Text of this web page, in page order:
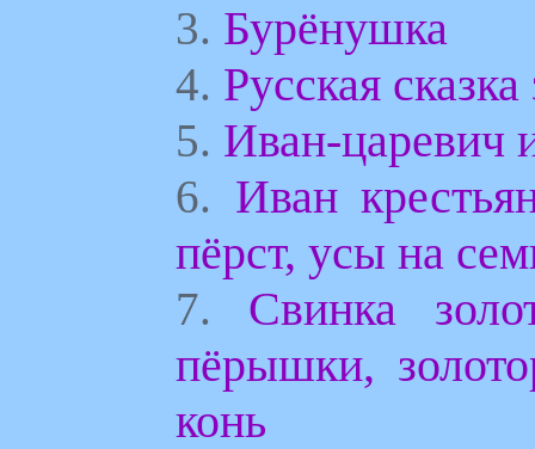
3. Бурёнушка
4. Русская
5. Иван-царевич
6. Иван
пёрст, усы на
7. Свинка
пёрышки,
конь